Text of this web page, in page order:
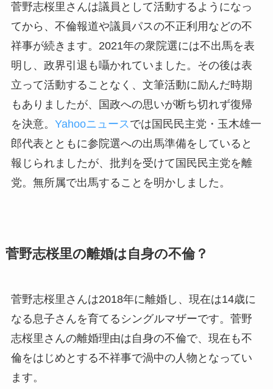
菅野志桜里さんは議員として活動するようになっ
てから、不倫報道や議員パスの不正利用などの不
祥事が続きます。2021年の衆院選には不出馬を表
明し、政界引退も囁かれていました。その後は表
立って活動することなく、文筆活動に励んだ時期
もありましたが、国政への思いが断ち切れず復帰
を決意。 Yahooニュースでは国民民主党・玉木雄一
郎代表とともに参院選への出馬準備をしていると
報じられましたが、批判を受けて国民民主党を離
党。無所属で出馬することを明かしました。
菅野志桜里の離婚は自身の不倫？
菅野志桜里さんは2018年に離婚し、現在は14歳に
なる息子さんを育てるシングルマザーです。菅野
志桜里さんの離婚理由は自身の不倫で、現在も不
倫をはじめとする不祥事で渦中の人物となってい
ます。